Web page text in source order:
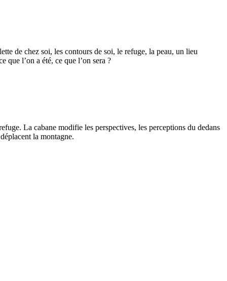
de chez soi, les contours de soi, le refuge, la peau, un lieu
que l’on a été, ce que l’on sera ?
La cabane modifie les perspectives, les perceptions du dedans
la montagne.